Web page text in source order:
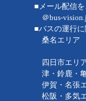
■メール配信を
＠bus-
■バスの運行に
桑名エリ
：八
四日市エ
津・鈴鹿・
伊賀・名張
松阪・多気